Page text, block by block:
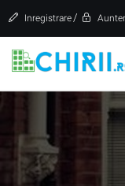
Inregistrare /